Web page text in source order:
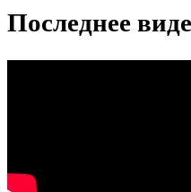
Последнее